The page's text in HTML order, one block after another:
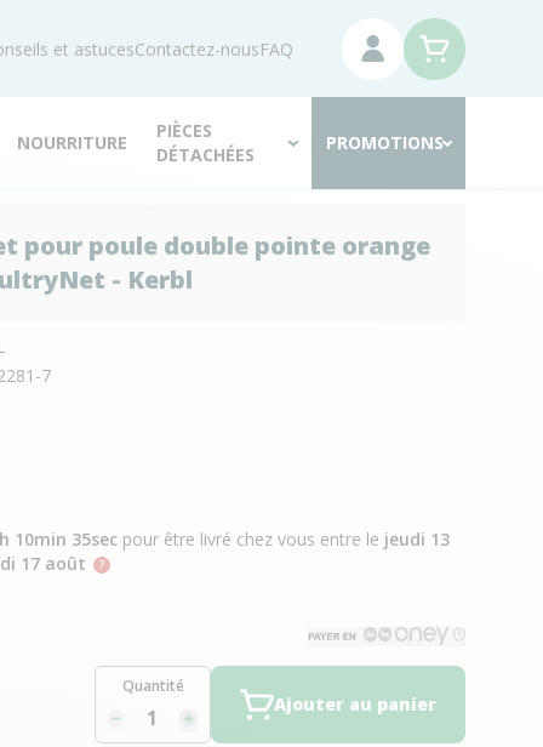
et astucesContactez-nousFAQ
NOURRITURE
PIÈCES
DÉTACHÉES
PROMOTIONS
pour poule double pointe orange
- Kerbl
7
10min 34secpour être livré chez vous entre le jeudi 13
17 août
Quantité
Ajouter au panier